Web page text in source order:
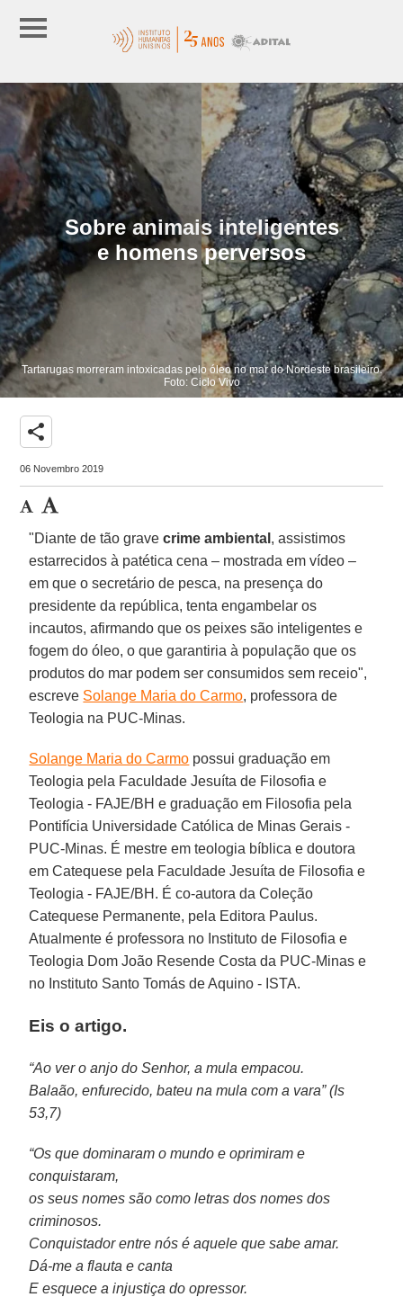
Sobre animais inteligentes
e homens perversos
Tartarugas morreram intoxicadas pelo óleo no mar do Nordeste brasileiro.
Foto: Ciclo Vivo
share
06 Novembro 2019
"Diante de tão gravecrime ambiental , assistimos
estarrecidos à patética cena – mostrada em vídeo –
em que o secretário de pesca, na presença do
presidente da república, tenta engambelar os
incautos, afirmando que os peixes são inteligentes e
fogem do óleo, o que garantiria à população que os
produtos do mar podem ser consumidos sem receio",
escreve Solange Maria do Carmo, professora de
Teologia na PUC-Minas.
Solange Maria do Carmo possui graduação em
Teologia pela Faculdade Jesuíta de Filosofia e
Teologia - FAJE/BH e graduação em Filosofia pela
Pontifícia Universidade Católica de Minas Gerais -
PUC-Minas. É mestre em teologia bíblica e doutora
em Catequese pela Faculdade Jesuíta de Filosofia e
Teologia - FAJE/BH. É co-autora da Coleção
Catequese Permanente, pela Editora Paulus.
Atualmente é professora no Instituto de Filosofia e
Teologia Dom João Resende Costa da PUC-Minas e
no Instituto Santo Tomás de Aquino - ISTA.
Eis o artigo.
“Ao ver o anjo do Senhor, a mula empacou.
Balaão, enfurecido, bateu na mula com a vara” (Is
53,7)
“Os que dominaram o mundo e oprimiram e
conquistaram,
os seus nomes são como letras dos nomes dos
criminosos.
Conquistador entre nós é aquele que sabe amar.
Dá-me a flauta e canta
E esquece a injustiça do opressor.